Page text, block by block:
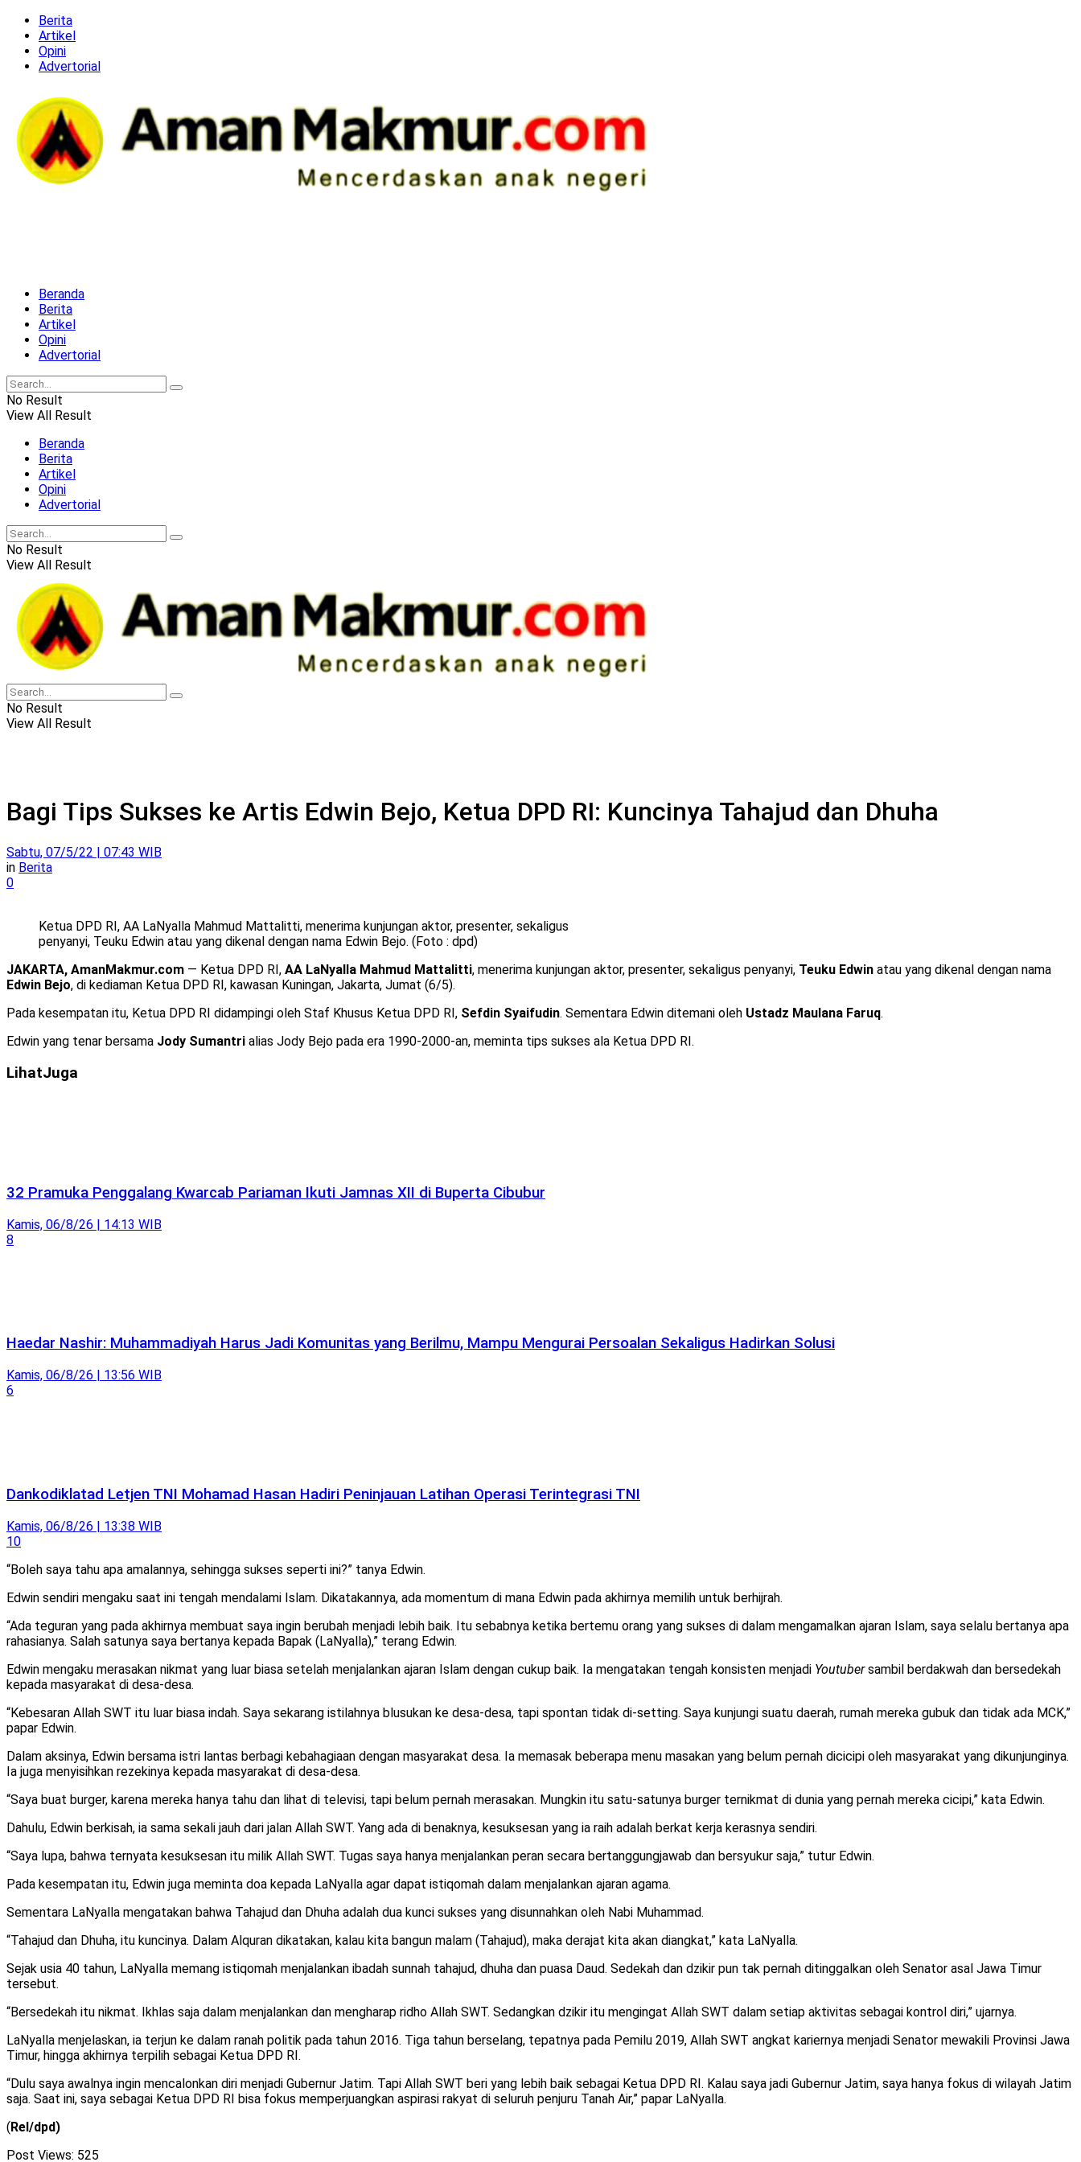
Berita
Artikel
Opini
Advertorial
Beranda
Berita
Artikel
Opini
Advertorial
No Result
View All Result
Beranda
Berita
Artikel
Opini
Advertorial
No Result
View All Result
No Result
View All Result
Bagi Tips Sukses ke Artis Edwin Bejo, Ketua DPD RI: Kuncinya Tahajud dan Dhuha
Sabtu, 07/5/22 | 07:43 WIB
in Berita
0
Ketua DPD RI, AA LaNyalla Mahmud Mattalitti, menerima kunjungan aktor, presenter, sekaligus
penyanyi, Teuku Edwin atau yang dikenal dengan nama Edwin Bejo. (Foto : dpd)
JAKARTA, AmanMakmur.com — Ketua DPD RI, AA LaNyalla Mahmud Mattalitti, menerima kunjungan aktor, presenter, sekaligus penyanyi, Teuku Edwin atau yang dikenal dengan nama
Edwin Bejo, di kediaman Ketua DPD RI, kawasan Kuningan, Jakarta, Jumat (6/5).
Pada kesempatan itu, Ketua DPD RI didampingi oleh Staf Khusus Ketua DPD RI, Sefdin Syaifudin. Sementara Edwin ditemani oleh Ustadz Maulana Faruq.
Edwin yang tenar bersama Jody Sumantri alias Jody Bejo pada era 1990-2000-an, meminta tips sukses ala Ketua DPD RI.
LihatJuga
32 Pramuka Penggalang Kwarcab Pariaman Ikuti Jamnas XII di Buperta Cibubur
Kamis, 06/8/26 | 14:13 WIB
8
Haedar Nashir: Muhammadiyah Harus Jadi Komunitas yang Berilmu, Mampu Mengurai Persoalan Sekaligus Hadirkan Solusi
Kamis, 06/8/26 | 13:56 WIB
6
Dankodiklatad Letjen TNI Mohamad Hasan Hadiri Peninjauan Latihan Operasi Terintegrasi TNI
Kamis, 06/8/26 | 13:38 WIB
10
“Boleh saya tahu apa amalannya, sehingga sukses seperti ini?” tanya Edwin.
Edwin sendiri mengaku saat ini tengah mendalami Islam. Dikatakannya, ada momentum di mana Edwin pada akhirnya memilih untuk berhijrah.
“Ada teguran yang pada akhirnya membuat saya ingin berubah menjadi lebih baik. Itu sebabnya ketika bertemu orang yang sukses di dalam mengamalkan ajaran Islam, saya selalu bertanya apa
rahasianya. Salah satunya saya bertanya kepada Bapak (LaNyalla),” terang Edwin.
Edwin mengaku merasakan nikmat yang luar biasa setelah menjalankan ajaran Islam dengan cukup baik. Ia mengatakan tengah konsisten menjadi Youtubersambil berdakwah dan bersedekah
kepada masyarakat di desa-desa.
“Kebesaran Allah SWT itu luar biasa indah. Saya sekarang istilahnya blusukan ke desa-desa, tapi spontan tidak di-setting. Saya kunjungi suatu daerah, rumah mereka gubuk dan tidak ada MCK,”
papar Edwin.
Dalam aksinya, Edwin bersama istri lantas berbagi kebahagiaan dengan masyarakat desa. Ia memasak beberapa menu masakan yang belum pernah dicicipi oleh masyarakat yang dikunjunginya.
Ia juga menyisihkan rezekinya kepada masyarakat di desa-desa.
“Saya buat burger, karena mereka hanya tahu dan lihat di televisi, tapi belum pernah merasakan. Mungkin itu satu-satunya burger ternikmat di dunia yang pernah mereka cicipi,” kata Edwin.
Dahulu, Edwin berkisah, ia sama sekali jauh dari jalan Allah SWT. Yang ada di benaknya, kesuksesan yang ia raih adalah berkat kerja kerasnya sendiri.
“Saya lupa, bahwa ternyata kesuksesan itu milik Allah SWT. Tugas saya hanya menjalankan peran secara bertanggungjawab dan bersyukur saja,” tutur Edwin.
Pada kesempatan itu, Edwin juga meminta doa kepada LaNyalla agar dapat istiqomah dalam menjalankan ajaran agama.
Sementara LaNyalla mengatakan bahwa Tahajud dan Dhuha adalah dua kunci sukses yang disunnahkan oleh Nabi Muhammad.
“Tahajud dan Dhuha, itu kuncinya. Dalam Alquran dikatakan, kalau kita bangun malam (Tahajud), maka derajat kita akan diangkat,” kata LaNyalla.
Sejak usia 40 tahun, LaNyalla memang istiqomah menjalankan ibadah sunnah tahajud, dhuha dan puasa Daud. Sedekah dan dzikir pun tak pernah ditinggalkan oleh Senator asal Jawa Timur
tersebut.
“Bersedekah itu nikmat. Ikhlas saja dalam menjalankan dan mengharap ridho Allah SWT. Sedangkan dzikir itu mengingat Allah SWT dalam setiap aktivitas sebagai kontrol diri,” ujarnya.
LaNyalla menjelaskan, ia terjun ke dalam ranah politik pada tahun 2016. Tiga tahun berselang, tepatnya pada Pemilu 2019, Allah SWT angkat kariernya menjadi Senator mewakili Provinsi Jawa
Timur, hingga akhirnya terpilih sebagai Ketua DPD RI.
“Dulu saya awalnya ingin mencalonkan diri menjadi Gubernur Jatim. Tapi Allah SWT beri yang lebih baik sebagai Ketua DPD RI. Kalau saya jadi Gubernur Jatim, saya hanya fokus di wilayah Jatim
saja. Saat ini, saya sebagai Ketua DPD RI bisa fokus memperjuangkan aspirasi rakyat di seluruh penjuru Tanah Air,” papar LaNyalla.
(Rel/dpd)
Post Views: 525